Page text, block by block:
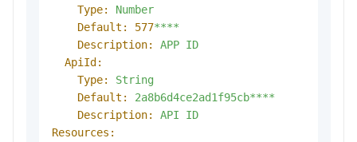
Type:
Number
Default:
577****
Description:
APP ID
ApiId:
Type:
String
Default:
2a8b6d4ce2ad1f95cb****
Description:
API
ID
Resources: